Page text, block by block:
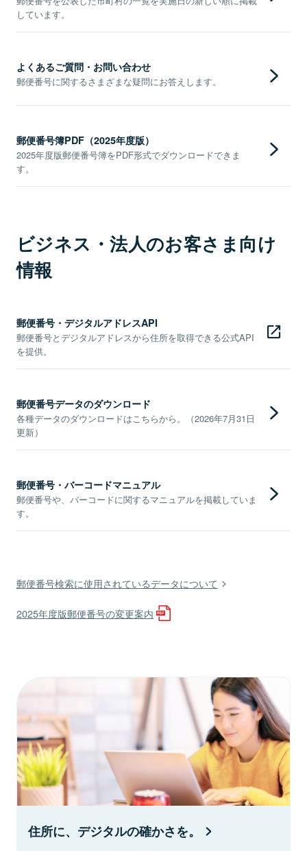
しています。
よくあるご質問・お問い合わせ
郵便番号に関するさまざまな疑問にお答えします。
郵便番号簿PDF（2025年度版）
2025年度版郵便番号簿をPDF形式でダウンロードできま
す。
ビジネス・法人のお客さま向け
情報
郵便番号・デジタルアドレスAPI
郵便番号とデジタルアドレスから住所を取得できる公式API
を提供。
郵便番号データのダウンロード
各種データのダウンロードはこちらから。（2026年7月31日
更新）
郵便番号・バーコードマニュアル
郵便番号や、バーコードに関するマニュアルを掲載していま
す。
郵便番号検索に使用されているデータについて
2025年度版郵便番号の変更案内
住所に、デジタルの確かさを。